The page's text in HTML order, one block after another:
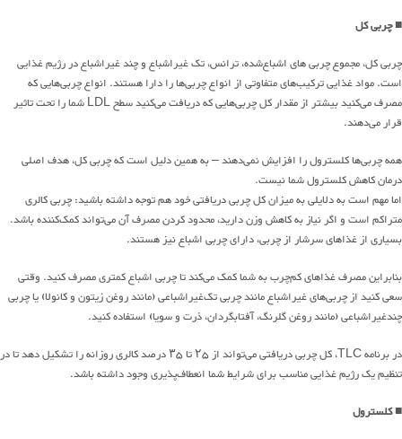
■چربی کل
چربی کل، مجموع چربی های اشباع‌شده، ترانس، تک غیراشباع و چند غیراشباع در رژیم غذایی
است. مواد غذایی ترکیب‌های متفاوتی از انواع چربی‌ها را دارا هستند. انواع چربی‌هایی که
مصرف می‌کنید بیشتر از مقدار کل چربی‌هایی که دریافت می‌کنید سطح LDL شما را تحت تاثیر
قرار می‌دهند.
همه چربی‌ها کلسترول را افزایش نمی‌دهند – به همین دلیل است که چربی کل، هدف اصلی
درمان کاهش کلسترول شما نیست.
اما مهم است به دلایلی به میزان کل چربی دریافتی خود هم توجه داشته باشید: چربی کالری
متراکم است و اگر نیاز به کاهش وزن دارید، محدود کردن مصرف آن می‌تواند کمک‌کننده باشد.
بسیاری از غذاهای سرشار از چربی، دارای چربی اشباع نیز هستند.
بنابراین مصرف غذاهای کم‌چرب به شما کمک می‌کند تا چربی اشباع کمتری مصرف کنید. وقتی
سعی کنید از چربی‌های غیراشباع مانند چربی تک‌غیراشباعی (مانند روغن زیتون و کانولا) یا چربی
چندغیراشباعی (مانند روغن گلرنگ، آفتابگردان، ذرت و سویا) استفاده کنید.
در برنامه TLC، کل چربی دریافتی می‌تواند از ۲۵ تا ۳۵ درصد کالری روزانه را تشکیل دهد تا در
تنظیم یک رژیم غذایی مناسب برای شرایط شما انعطاف‌پذیری وجود داشته باشد.
■کلسترول